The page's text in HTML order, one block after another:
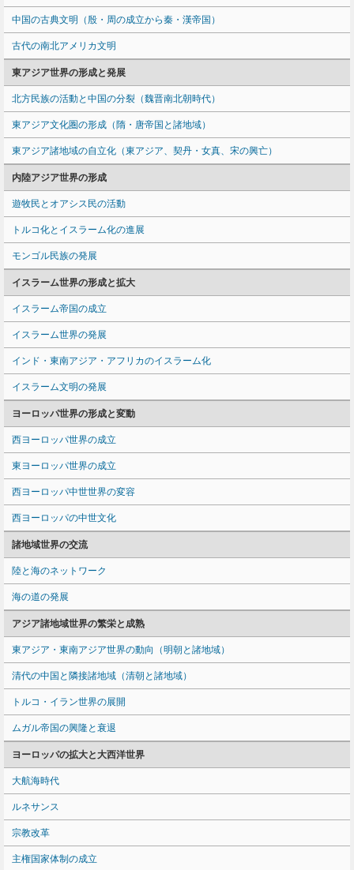
中国の古典文明（殷・周の成立から秦・漢帝国）
古代の南北アメリカ文明
東アジア世界の形成と発展
北方民族の活動と中国の分裂（魏晋南北朝時代）
東アジア文化圏の形成（隋・唐帝国と諸地域）
東アジア諸地域の自立化（東アジア、契丹・女真、宋の興亡）
内陸アジア世界の形成
遊牧民とオアシス民の活動
トルコ化とイスラーム化の進展
モンゴル民族の発展
イスラーム世界の形成と拡大
イスラーム帝国の成立
イスラーム世界の発展
インド・東南アジア・アフリカのイスラーム化
イスラーム文明の発展
ヨーロッパ世界の形成と変動
西ヨーロッパ世界の成立
東ヨーロッパ世界の成立
西ヨーロッパ中世世界の変容
西ヨーロッパの中世文化
諸地域世界の交流
陸と海のネットワーク
海の道の発展
アジア諸地域世界の繁栄と成熟
東アジア・東南アジア世界の動向（明朝と諸地域）
清代の中国と隣接諸地域（清朝と諸地域）
トルコ・イラン世界の展開
ムガル帝国の興隆と衰退
ヨーロッパの拡大と大西洋世界
大航海時代
ルネサンス
宗教改革
主権国家体制の成立